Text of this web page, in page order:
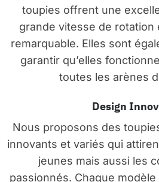
toupies offrent une
grande vitesse de rotation
remarquable. Elles sont
garantir qu’elles
toutes les arènes
Design
Nous proposons des
innovants et variés qui
jeunes mais aussi les
passionnés. Chaque